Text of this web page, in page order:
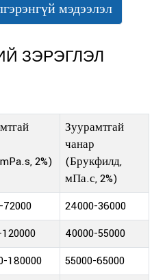
мэдээлэл
ЗЭРЭГЛЭЛ
2%)
Зуурамтгай
чанар
(Брукфилд,
мПа.с, 2%)
24000-36000
40000-55000
180000
55000-65000